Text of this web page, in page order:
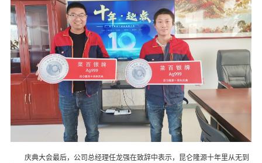
庆典大会最后，公司总经理任龙强在致辞中表示，昆仑隆源十年里从无到